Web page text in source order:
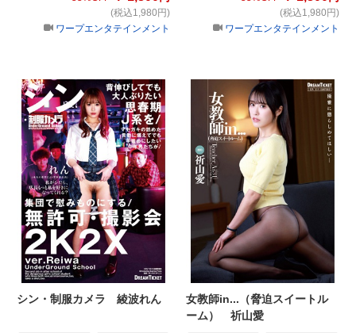
(税込1,980円)
ワープエンタテインメント
(税込1,980円)
ワープエンタテインメント
シン・制服カメラ 綾波れん
シン・制服カメラ 綾波れん
女教師in...（脅迫スイートル
ーム） 祈山愛